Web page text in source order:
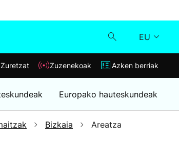
EU
Klisk
Zuzenekoak
Zuretzat Zuzenekoak Azken berriak
Europako hauteskundeak
Bizkaia Areatza